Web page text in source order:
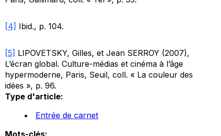
[4] Ibid., p. 104.
[5] LIPOVETSKY, Gilles, et Jean SERROY (2007),
L’écran global. Culture-médias et cinéma à l’âge
hypermoderne, Paris, Seuil, coll. « La couleur des
idées », p. 96.
Type d'article:
Entrée de carnet
Mots-clés: